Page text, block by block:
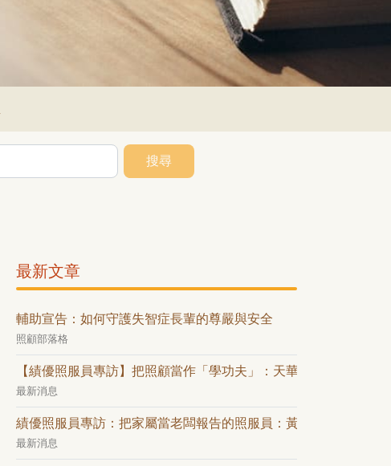
搜尋
最新文章
輔助宣告：如何守護失智症長輩的尊嚴與安全
照顧部落格
【績優照服員專訪】把照顧當作「學功夫」：天華在生老病死間
最新消息
績優照服員專訪：把家屬當老闆報告的照服員：黃穎文的「業務
最新消息